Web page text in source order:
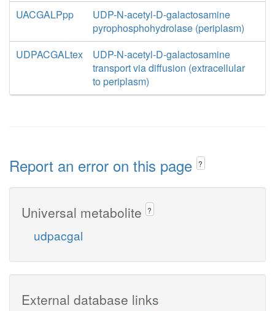
UACGALPpp
UDP-N-acetyl-D-galactosamine
pyrophosphohydrolase (periplasm)
UDPACGALtex
UDP-N-acetyl-D-galactosamine
transport via diffusion (extracellular
to periplasm)
Report an error on this page ?
Universal metabolite ?
udpacgal
External database links